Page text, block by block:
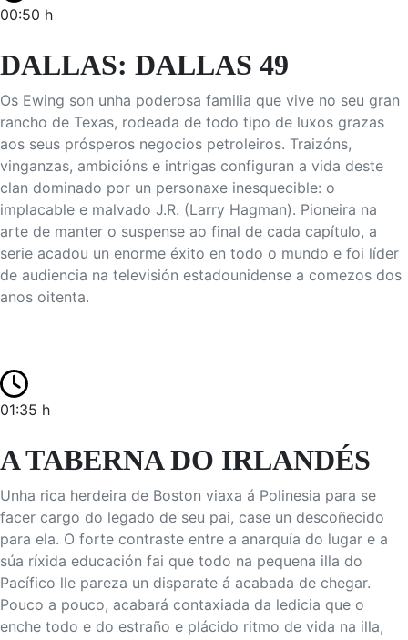
00:50 h
DALLAS: DALLAS 49
Os Ewing son unha poderosa familia que vive no seu gran
rancho de Texas, rodeada de todo tipo de luxos grazas
aos seus prósperos negocios petroleiros. Traizóns,
vinganzas, ambicións e intrigas configuran a vida deste
clan dominado por un personaxe inesquecible: o
implacable e malvado J.R. (Larry Hagman). Pioneira na
arte de manter o suspense ao final de cada capítulo, a
serie acadou un enorme éxito en todo o mundo e foi líder
de audiencia na televisión estadounidense a comezos dos
anos oitenta.
01:35 h
A TABERNA DO IRLANDÉS
Unha rica herdeira de Boston viaxa á Polinesia para se
facer cargo do legado de seu pai, case un descoñecido
para ela. O forte contraste entre a anarquía do lugar e a
súa ríxida educación fai que todo na pequena illa do
Pacífico lle pareza un disparate á acabada de chegar.
Pouco a pouco, acabará contaxiada da ledicia que o
enche todo e do estraño e plácido ritmo de vida na illa,